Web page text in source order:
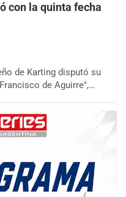
con la quinta fecha
de Karting disputó su
de Aguirre",…